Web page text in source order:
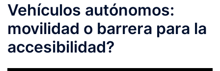
Vehículos autónomos:
movilidad o barrera para la
accesibilidad?